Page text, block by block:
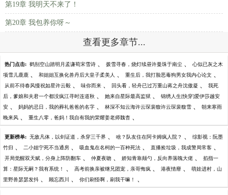
第19章 我明天不来了！
第20章 我包养你呀～
查看更多章节...
热门点击: 鹤别空山踏明月孟谦荀宋雪诗 、 拨雪寻春，烧灯续昼许曼珠于南尘 、 心似已灰之木
项雪儿鹿鹿 、 和姐姐互换化兽丹后大皇子柔美人 、 重生后，我打脸恶毒狗男女我内心论文 、
从前不待春风慢祝如星许云毅 、 味你而来 、 回头看，轻舟已过万重山蒋之舟沈傲凝 、 我死
后，爹娘和夫君一个都没疯江寻时连道秋 、 她来自星际最高监狱 、 锦绣人生[快穿]爱伊莎越安
安 、 妈妈的忌日，我的葬礼爸爸的名字 、 林深不知云海许云琛裴馥许云琛裴馥雪 、 朝来寒雨
晚来风 、 重生八零，爸妈！我自有我的荣耀姜老师魏杳 、
更新榜单: 无敌凡体，以剑证道，杀穿三千界 、 啥？队友住在阿卡姆疯人院？ 、 综影视：阮墨
竹归 、 二小姐宁死不当通房 、 吸血鬼在名柯的一百种死法 、 直播捡垃圾，我成警局常客 、
开局觉醒双天赋，分身上阵防翻车 、 仲夏夜吻 、 娇知青靠颠勺，反向养落魄大佬 、 掐指一
算：星际无嗣？我有系统！ 、 高考前换亲被继兄团宠，亲哥悔疯 、 港夜情靡 、 萌娃进村，山
里野兽瑟瑟发抖 、 顾忘西川 、 你们刷怪啊，刷我干嘛！ 、